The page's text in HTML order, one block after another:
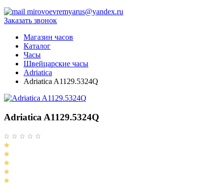
mirovoevremyarus@yandex.ru
Заказать звонок
Магазин часов
Каталог
Часы
Швейцарские часы
Adriatica
Adriatica A1129.5324Q
Adriatica A1129.5324Q